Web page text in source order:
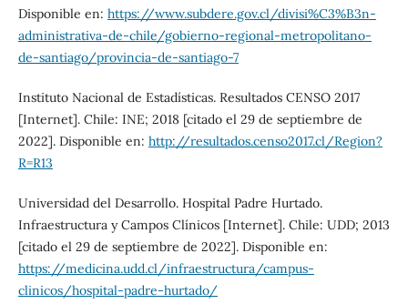
Disponible en: https://www.subdere.gov.cl/divisi%C3%B3n-
administrativa-de-chile/gobierno-regional-metropolitano-
de-santiago/provincia-de-santiago-7
Instituto Nacional de Estadísticas. Resultados CENSO 2017
[Internet]. Chile: INE; 2018 [citado el 29 de septiembre de
2022]. Disponible en: http://resultados.censo2017.cl/Region?
R=R13
Universidad del Desarrollo. Hospital Padre Hurtado.
Infraestructura y Campos Clínicos [Internet]. Chile: UDD; 2013
[citado el 29 de septiembre de 2022]. Disponible en:
https://medicina.udd.cl/infraestructura/campus-
clinicos/hospital-padre-hurtado/